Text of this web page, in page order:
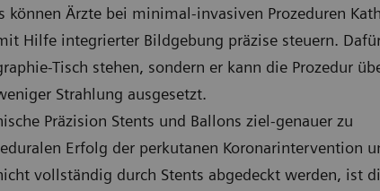
Ärzte bei minimal-invasiven Prozeduren
Hilfe integrierter Bildgebung präzise steuern.
Tisch stehen, sondern er kann die Prozedur
Strahlung ausgesetzt.
Präzision Stents und Ballons ziel-genauer zu
Erfolg der perkutanen Koronarintervention
vollständig durch Stents abgedeckt werden, ist